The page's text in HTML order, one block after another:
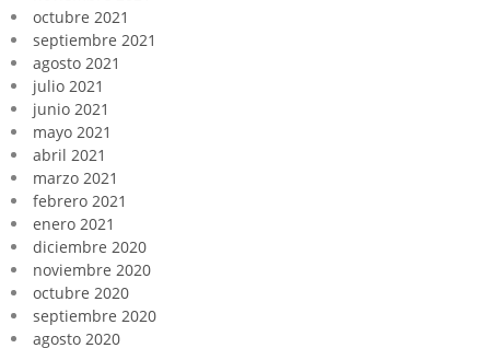
octubre 2021
septiembre 2021
agosto 2021
julio 2021
junio 2021
mayo 2021
abril 2021
marzo 2021
febrero 2021
enero 2021
diciembre 2020
noviembre 2020
octubre 2020
septiembre 2020
agosto 2020